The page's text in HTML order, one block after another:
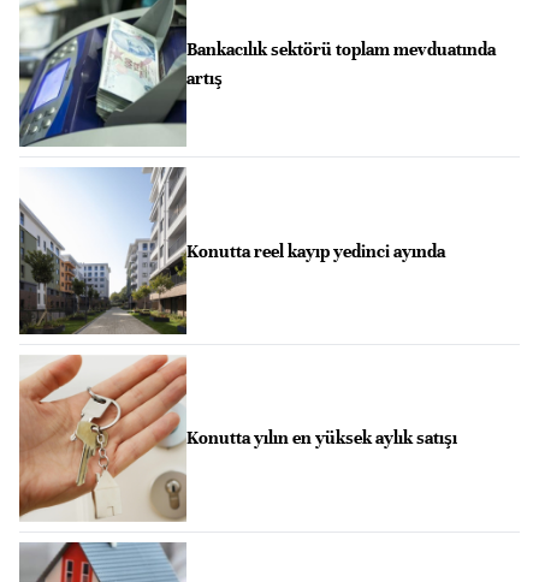
Bankacılık sektörü toplam mevduatında
artış
Konutta reel kayıp yedinci ayında
Konutta yılın en yüksek aylık satışı